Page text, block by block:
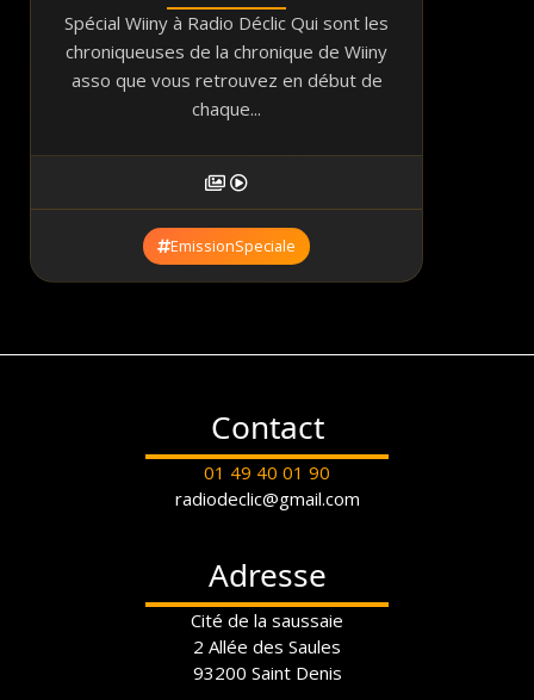
Spécial Wiiny à Radio Déclic Qui sont les
chroniqueuses de la chronique de Wiiny
asso que vous retrouvez en début de
chaque...
EmissionSpeciale
Contact
01 49 40 01 90
radiodeclic@gmail.com
Adresse
Cité de la saussaie
2 Allée des Saules
93200 Saint Denis